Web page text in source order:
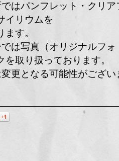
はパンフレット・クリ
イリウムを
す。
は写真（オリジナルフ
を取り扱っております。
更となる可能性がござ